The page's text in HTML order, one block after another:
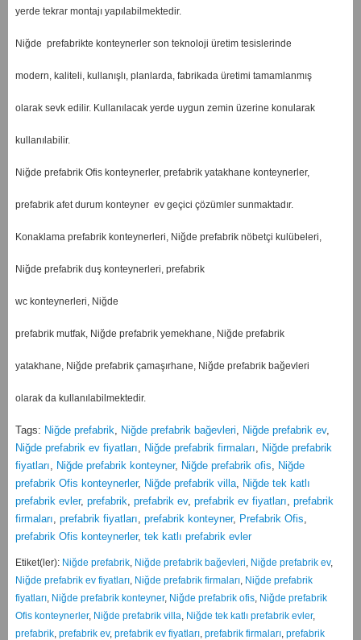
yerde tekrar montajı yapılabilmektedir.
Niğde prefabrikte konteynerler son teknoloji üretim tesislerinde
modern, kaliteli, kullanışlı, planlarda, fabrikada üretimi tamamlanmış
olarak sevk edilir. Kullanılacak yerde uygun zemin üzerine konularak
kullanılabilir.
Niğde prefabrik Ofis konteynerler, prefabrik yatakhane konteynerler,
prefabrik afet durum konteyner ev geçici çözümler sunmaktadır.
Konaklama prefabrik konteynerleri, Niğde prefabrik nöbetçi kulübeleri,
Niğde prefabrik duş konteynerleri, prefabrik
wc konteynerleri, Niğde
prefabrik mutfak, Niğde prefabrik yemekhane, Niğde prefabrik
yatakhane, Niğde prefabrik çamaşırhane, Niğde prefabrik bağevleri
olarak da kullanılabilmektedir.
Tags: Niğde prefabrik, Niğde prefabrik bağevleri, Niğde prefabrik ev,
Niğde prefabrik ev fiyatları, Niğde prefabrik firmaları, Niğde prefabrik
fiyatları, Niğde prefabrik konteyner, Niğde prefabrik ofis, Niğde
prefabrik Ofis konteynerler, Niğde prefabrik villa, Niğde tek katlı
prefabrik evler, prefabrik, prefabrik ev, prefabrik ev fiyatları, prefabrik
firmaları, prefabrik fiyatları, prefabrik konteyner, Prefabrik Ofis,
prefabrik Ofis konteynerler, tek katlı prefabrik evler
Etiket(ler): Niğde prefabrik, Niğde prefabrik bağevleri, Niğde prefabrik ev,
Niğde prefabrik ev fiyatları, Niğde prefabrik firmaları, Niğde prefabrik
fiyatları, Niğde prefabrik konteyner, Niğde prefabrik ofis, Niğde prefabrik
Ofis konteynerler, Niğde prefabrik villa, Niğde tek katlı prefabrik evler,
prefabrik, prefabrik ev, prefabrik ev fiyatları, prefabrik firmaları, prefabrik